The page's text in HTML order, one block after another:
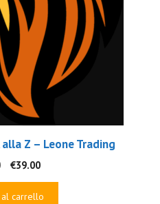
Z – Leone Trading
Il
prezzo
originale
€39.00Il
prezzo
attuale
carrello